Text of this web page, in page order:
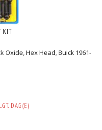
KIT
Oxide, Hex Head, Buick 1961-
DAG(E)